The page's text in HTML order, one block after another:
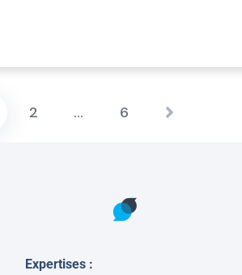
2 … 6
Expertises :